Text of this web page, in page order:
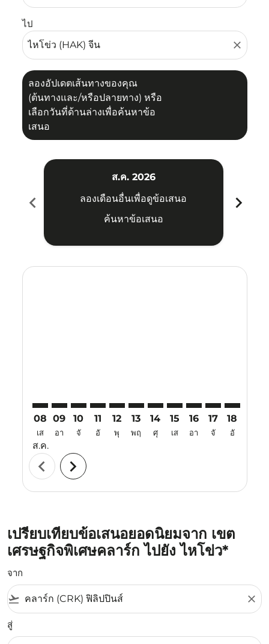
ไป
close
ลองอัปเดตเส้นทางของคุณ
(ต้นทางและ/หรือปลายทาง) หรือ
เลือกวันที่ด้านล่างเพื่อค้นหาข้อ
เสนอ
chevron_left
ส.ค. 2026
ลองเดือนอื่นเพื่อดูข้อเสนอ
ค้นหาข้อเสนอ
chevron_right
08
เส
ส.ค.
09
อา
10
จั
11
อั
12
พุ
13
พฤ
14
ศุ
15
เส
16
อา
17
จั
18
อั
chevron_left chevron_right
เปรียบเทียบข้อเสนอยอดนิยมจาก เขต
เศรษฐกิจพิเศษคลาร์ก ไปยัง ไหโข่ว*
จาก
flight_takeoff close
สู่